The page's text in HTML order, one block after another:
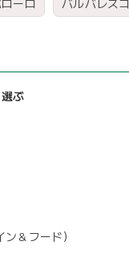
ーロ バルバレスコ
ぶ
＆フード）